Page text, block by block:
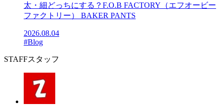
太・細どっちにする？F.O.B FACTORY（エフオービー
ファクトリー） BAKER PANTS
2026.08.04
#Blog
STAFFスタッフ